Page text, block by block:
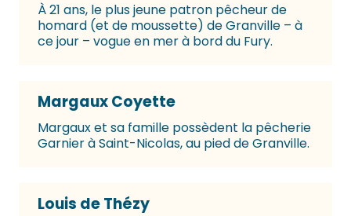
À 21 ans, le plus jeune patron pêcheur de
homard (et de moussette) de Granville – à
ce jour – vogue en mer à bord du Fury.
Margaux Coyette
Margaux et sa famille possèdent la pêcherie
Garnier à Saint-Nicolas, au pied de Granville.
Louis de Thézy